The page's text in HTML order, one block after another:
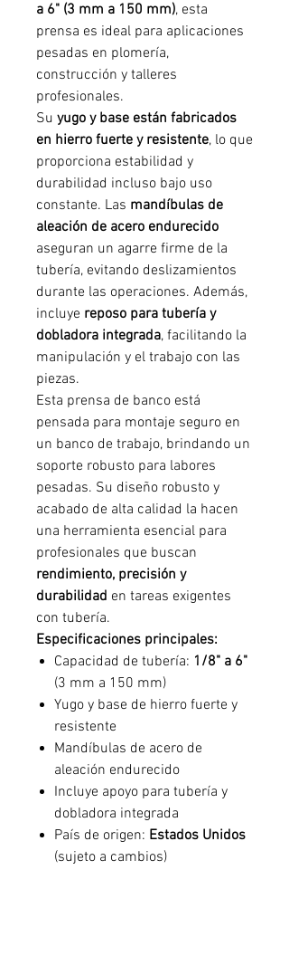
a 6" (3 mm a 150 mm), esta
prensa es ideal para aplicaciones
pesadas en plomería,
construcción y talleres
profesionales.
Su yugo y base están fabricados
en hierro fuerte y resistente, lo que
proporciona estabilidad y
durabilidad incluso bajo uso
constante. Las mandíbulas de
aleación de acero endurecido
aseguran un agarre firme de la
tubería, evitando deslizamientos
durante las operaciones. Además,
incluye reposo para tubería y
dobladora integrada, facilitando la
manipulación y el trabajo con las
piezas.
Esta prensa de banco está
pensada para montaje seguro en
un banco de trabajo, brindando un
soporte robusto para labores
pesadas. Su diseño robusto y
acabado de alta calidad la hacen
una herramienta esencial para
profesionales que buscan
rendimiento, precisión y
durabilidad en tareas exigentes
con tubería.
Especificaciones principales:
Capacidad de tubería: 1/8" a 6"
(3 mm a 150 mm)
Yugo y base de hierro fuerte y
resistente
Mandíbulas de acero de
aleación endurecido
Incluye apoyo para tubería y
dobladora integrada
País de origen: Estados Unidos
(sujeto a cambios)